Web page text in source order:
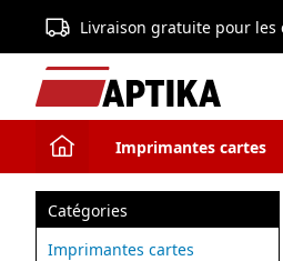
Livraison gratuite pour les
Imprimantes cartes
Catégories
Imprimantes cartes